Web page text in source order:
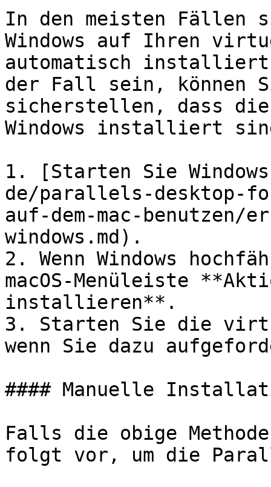
In den meisten Fällen
Windows auf Ihren
automatisch
der Fall sein, können
sicherstellen, dass
Windows installiert
1. [Starten Sie
de/parallels-desktop-
auf-dem-mac-
windows.md).
2. Wenn Windows
macOS-Menüleiste
installieren**.
3. Starten Sie die
wenn Sie dazu
#### Manuelle
Falls die obige
folgt vor, um die